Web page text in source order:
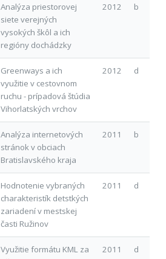
Analýza priestorovej
siete verejných
vysokých škôl a ich
regióny dochádzky
2012 b
Greenways a ich
využitie v cestovnom
ruchu - prípadová štúdia
Vihorlatských vrchov
2012 d
Analýza internetových
stránok v obciach
Bratislavského kraja
2011 b
Hodnotenie vybraných
charakteristík detstkých
zariadení v mestskej
časti Ružinov
2011 d
Využitie formátu KML za
2011 d